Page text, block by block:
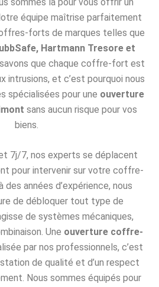
équipe maîtrise parfaitement
forts de marques telles que
Hartmann Tresore et
savons que chaque coffre-fort est
intrusions, et c’est pourquoi nous
spécialisées pour une ouverture
sans aucun risque pour vos
biens.
7j/7, nos experts se déplacent
pour intervenir sur votre coffre-
des années d’expérience, nous
de débloquer tout type de
de systèmes mécaniques,
Une ouverture coffre-
par nos professionnels, c’est
de qualité et d’un respect
Nous sommes équipés pour